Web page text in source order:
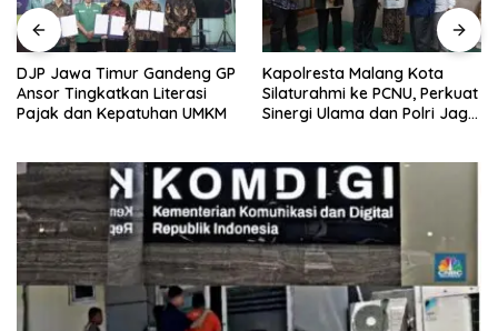
DJP Jawa Timur Gandeng GP
Ansor Tingkatkan Literasi
Pajak dan Kepatuhan UMKM
Kapolresta Malang Kota
Silaturahmi ke PCNU, Perkuat
Sinergi Ulama dan Polri Jaga